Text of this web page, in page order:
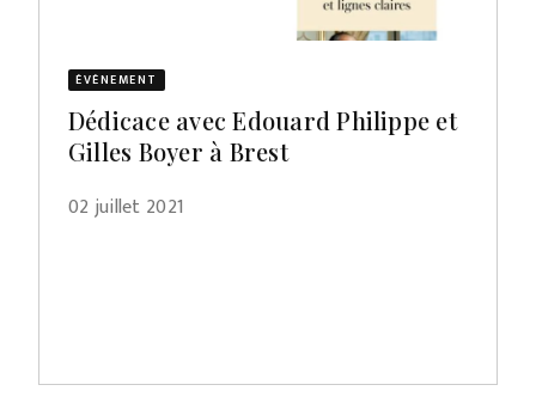
ÉVÈNEMENT
Dédicace avec Edouard Philippe et
Gilles Boyer à Brest
02 juillet 2021